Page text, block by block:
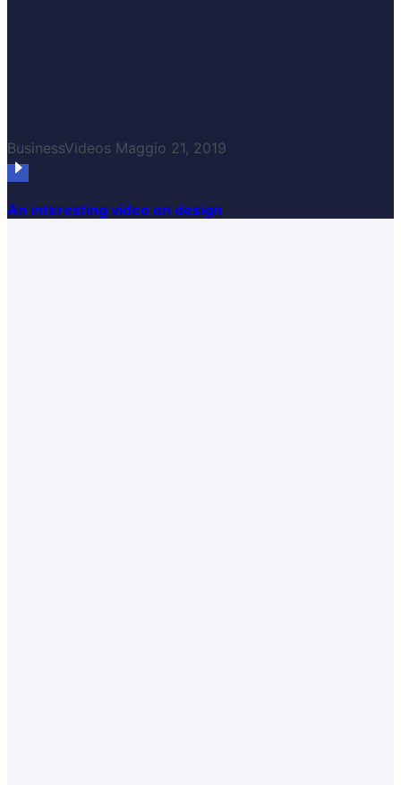
BusinessVideos Maggio 21, 2019
An interesting video on design